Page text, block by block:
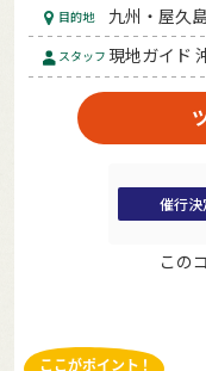
目的地 九州・屋久
スタッフ 現地ガイド
催行決
この